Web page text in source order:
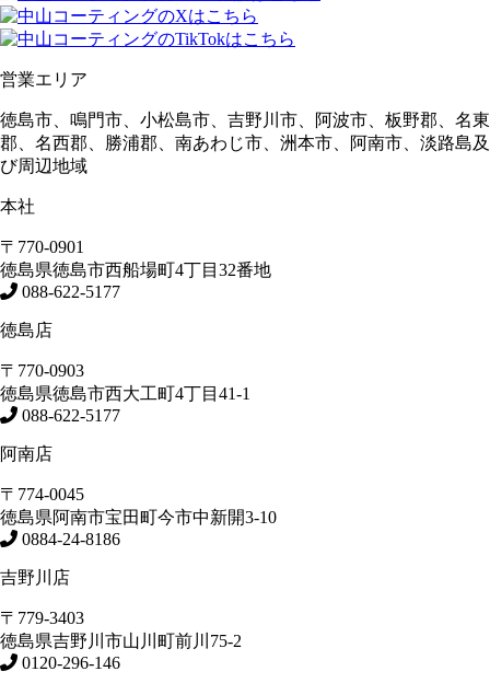
営業エリア
徳島市、鳴門市、小松島市、吉野川市、阿波市、板野郡、名東
郡、名西郡、勝浦郡、南あわじ市、洲本市、阿南市、淡路島及
び周辺地域
本社
〒770-0901
徳島県徳島市西船場町4丁目32番地
088-622-5177
徳島店
〒770-0903
徳島県徳島市西大工町4丁目41-1
088-622-5177
阿南店
〒774-0045
徳島県阿南市宝田町今市中新開3-10
0884-24-8186
吉野川店
〒779-3403
徳島県吉野川市山川町前川75-2
0120-296-146